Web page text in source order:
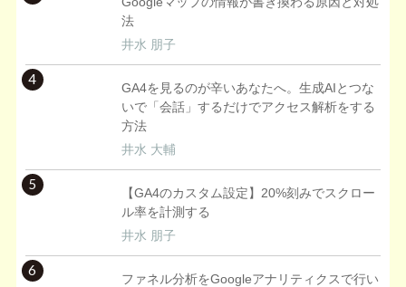
法
井水 朋子
4
GA4を見るのが辛いあなたへ。生成AIとつな
いで「会話」するだけでアクセス解析をする
方法
井水 大輔
5
【GA4のカスタム設定】20%刻みでスクロー
ル率を計測する
井水 朋子
6
ファネル分析をGoogleアナリティクスで行い